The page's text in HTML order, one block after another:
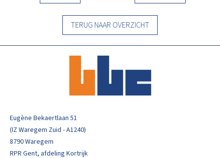
TERUG NAAR OVERZICHT
Eugène Bekaertlaan 51
(IZ Waregem Zuid - A1240)
8790 Waregem
RPR Gent, afdeling Kortrijk